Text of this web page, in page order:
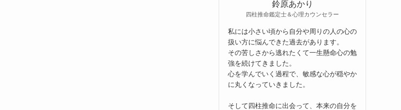
鈴原あかり
四柱推命鑑定士＆心理カウンセラー
私には小さい頃から自分や周りの人の心の
扱い方に悩んできた過去があります。
その苦しさから逃れたくて一生懸命心の勉
強を続けてきました。
心を学んでいく過程で、敏感な心が穏やか
に丸くなっていきました。
そして四柱推命に出会って、本来の自分を